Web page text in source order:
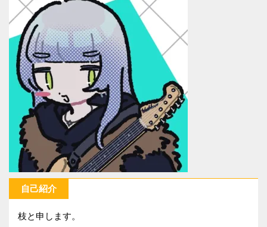
自己紹介
枝と申します。